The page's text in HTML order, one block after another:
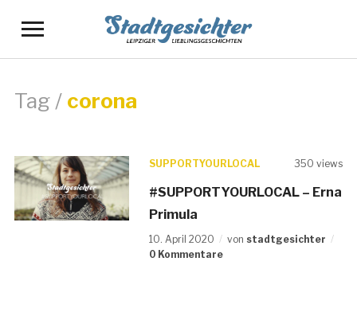
Sidebar
einschalten
Tag / corona
SUPPORTYOURLOCAL 350 views
#SUPPORTYOURLOCAL – Erna
Primula
10. April 2020 von stadtgesichter
0 Kommentare